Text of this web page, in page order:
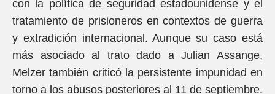
con la política de seguridad estadounidense y el
tratamiento de prisioneros en contextos de guerra
y extradición internacional. Aunque su caso está
más asociado al trato dado a Julian Assange,
Melzer también criticó la persistente impunidad en
torno a los abusos posteriores al 11 de septiembre.